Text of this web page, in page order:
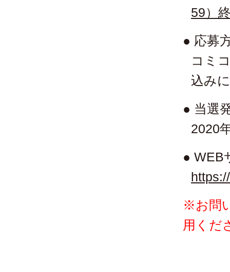
59）
● 応募
コミ
込み
● 当選
2020
● WEB
※お問
用くだ